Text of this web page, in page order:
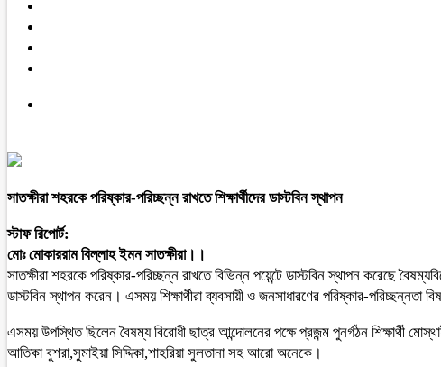
সাতক্ষীরা শহরকে পরিষ্কার-পরিচ্ছন্ন রাখতে শিক্ষার্থীদের ডাস্টবিন স্থাপন
স্টাফ রিপোর্ট:
মোঃ মোকাররাম বিল্লাহ ইমন সাতক্ষীরা।।
সাতক্ষীরা শহরকে পরিষ্কার-পরিচ্ছন্ন রাখতে বিভিন্ন পয়েন্টে ডাস্টবিন স্থাপন করেছে
ডাস্টবিন স্থাপন করেন। এসময় শিক্ষার্থীরা ব্যবসায়ী ও জনসাধারণের পরিষ্কার-
এসময় উপস্থিত ছিলেন বৈষম্য বিরোধী ছাত্র আন্দোলনের পক্ষে প্রজন্ম পুনর্গঠন শিক্ষার্থী
আতিকা বুশরা,সুমাইয়া সিদ্দিকা,শাহরিয়া সুলতানা সহ আরো অনেকে।